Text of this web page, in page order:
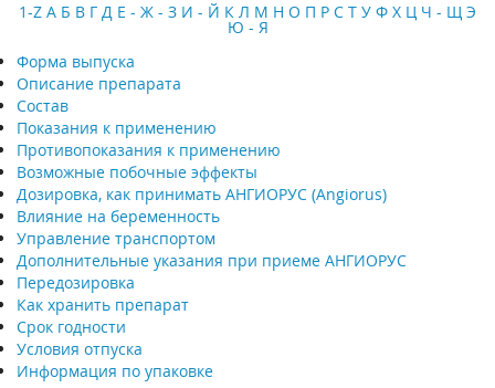
1-Z А Б В Г Д Е - Ж - З И - Й К Л М Н О П Р С Т У Ф Х Ц Ч - Щ Э
Ю - Я
Форма выпуска
Описание препарата
Состав
Показания к применению
Противопоказания к применению
Возможные побочные эффекты
Дозировка, как принимать АНГИОРУС (Angiorus)
Влияние на беременность
Управление транспортом
Дополнительные указания при приеме АНГИОРУС
Передозировка
Как хранить препарат
Срок годности
Условия отпуска
Информация по упаковке